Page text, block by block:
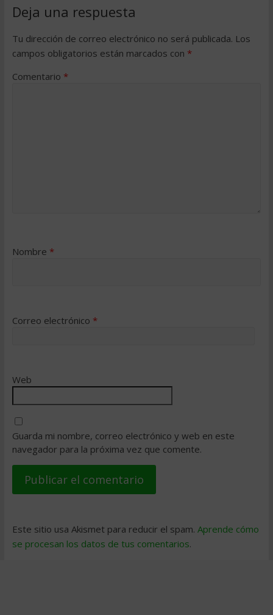
Deja una respuesta
Tu dirección de correo electrónico no será publicada. Los
campos obligatorios están marcados con *
Comentario *
Nombre *
Correo electrónico *
Web
Guarda mi nombre, correo electrónico y web en este
navegador para la próxima vez que comente.
Este sitio usa Akismet para reducir el spam. Aprende cómo
se procesan los datos de tus comentarios.